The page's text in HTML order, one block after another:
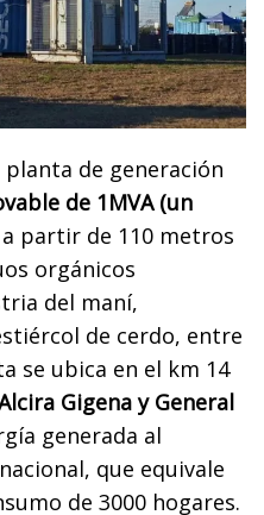
planta de generación
de 1MVA (un
partir de 110 metros
orgánicos
del maní,
de cerdo, entre
se ubica en el km 14
Gigena y General
generada al
que equivale
de 3000 hogares.